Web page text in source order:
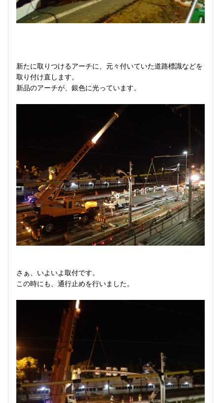
新たに取りつけるアーチに、元々付いていた道路標識などを
取り付け直します。
新品のアーチが、銀色に光っています。
さぁ、いよいよ取付です。
この時にも、通行止めを行いました。